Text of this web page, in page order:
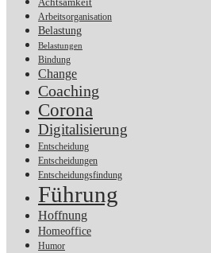
Arbeitsorganisation
Belastung
Belastungen
Bindung
Change
Coaching
Corona
Digitalisierung
Entscheidung
Entscheidungen
Entscheidungsfindung
Führung
Hoffnung
Homeoffice
Humor